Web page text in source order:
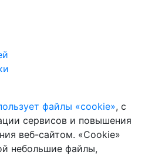
файлы «cookie», с
сервисов и повышения
веб-сайтом. «Cookie»
небольшие файлы,